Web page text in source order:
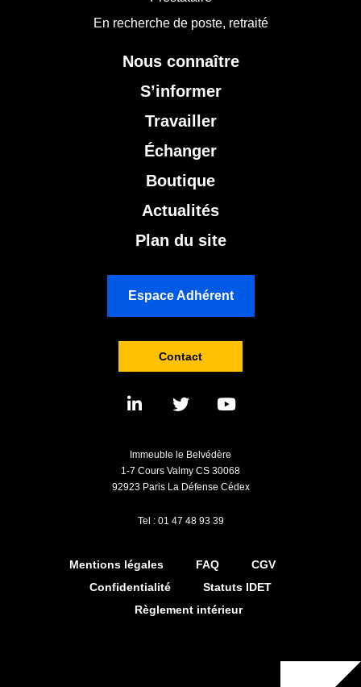
En recherche de poste, retraité
Nous connaître
S’informer
Travailler
Échanger
Boutique
Actualités
Plan du site
Espace Adhérent
Contact
Immeuble le Belvédère
1-7 Cours Valmy CS 30068
92923 Paris La Défense Cédex
Tel : 01 47 48 93 39
Mentions légales FAQ
CGV
Confidentialité
Statuts IDET
Règlement intérieur